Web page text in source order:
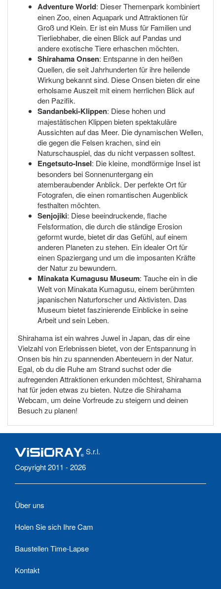
Adventure World: Dieser Themenpark kombiniert
einen Zoo, einen Aquapark und Attraktionen für
Groß und Klein. Er ist ein Muss für Familien und
Tierliebhaber, die einen Blick auf Pandas und
andere exotische Tiere erhaschen möchten.
Shirahama Onsen: Entspanne in den heißen
Quellen, die seit Jahrhunderten für ihre heilende
Wirkung bekannt sind. Diese Onsen bieten dir eine
erholsame Auszeit mit einem herrlichen Blick auf
den Pazifik.
Sandanbeki-Klippen: Diese hohen und
majestätischen Klippen bieten spektakuläre
Aussichten auf das Meer. Die dynamischen Wellen,
die gegen die Felsen krachen, sind ein
Naturschauspiel, das du nicht verpassen solltest.
Engetsuto-Insel: Die kleine, mondförmige Insel ist
besonders bei Sonnenuntergang ein
atemberaubender Anblick. Der perfekte Ort für
Fotografen, die einen romantischen Augenblick
festhalten möchten.
Senjojiki: Diese beeindruckende, flache
Felsformation, die durch die ständige Erosion
geformt wurde, bietet dir das Gefühl, auf einem
anderen Planeten zu stehen. Ein idealer Ort für
einen Spaziergang und um die imposanten Kräfte
der Natur zu bewundern.
Minakata Kumagusu Museum: Tauche ein in die
Welt von Minakata Kumagusu, einem berühmten
japanischen Naturforscher und Aktivisten. Das
Museum bietet faszinierende Einblicke in seine
Arbeit und sein Leben.
Shirahama ist ein wahres Juwel in Japan, das dir eine
Vielzahl von Erlebnissen bietet, von der Entspannung in
Onsen bis hin zu spannenden Abenteuern in der Natur.
Egal, ob du die Ruhe am Strand suchst oder die
aufregenden Attraktionen erkunden möchtest, Shirahama
hat für jeden etwas zu bieten. Nutze die Shirahama
Webcam, um deine Vorfreude zu steigern und deinen
Besuch zu planen!
S.r.l.
Copyright 2011 - 2026
Über uns
Holen Sie sich Ihre Cam
Baustellen Time-Lapse
Kontakt